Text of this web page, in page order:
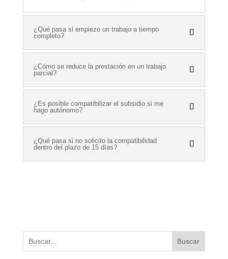
¿Qué pasa si empiezo un trabajo a tiempo
completo?
¿Cómo se reduce la prestación en un trabajo
parcial?
¿Es posible compatibilizar el subsidio si me
hago autónomo?
¿Qué pasa si no solicito la compatibilidad
dentro del plazo de 15 días?
Buscar